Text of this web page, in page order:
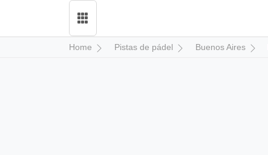
Home Pistas de pádel Buenos Aires